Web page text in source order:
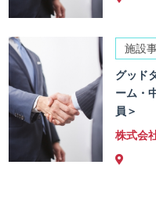
施設
グッド
ーム・
員＞
株式会